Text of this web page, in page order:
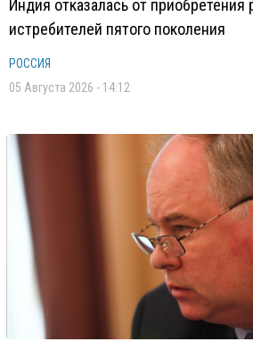
Индия отказалась от приобретения
истребителей пятого поколения
РОССИЯ
05 Августа 2026 - 14:12